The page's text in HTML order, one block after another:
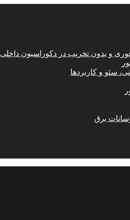
و بدون تخریب در دکوراسیون داخلی
سئو و کاربردها
برق